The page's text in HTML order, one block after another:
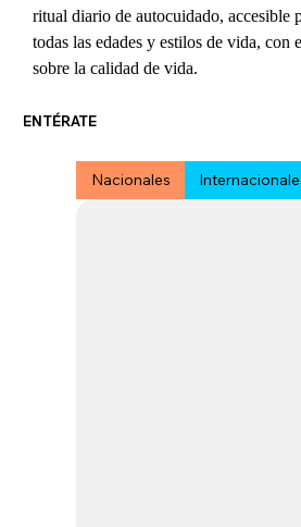
ritual diario de autocuidado, accesible
todas las edades y estilos de vida, con
sobre la calidad de vida.
ENTÉRATE
Nacionales